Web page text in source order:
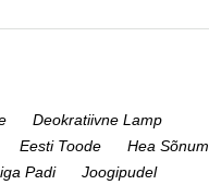
Deokratiivne Lamp
Eesti Toode
Hea Sõnum
Padi
Joogipudel